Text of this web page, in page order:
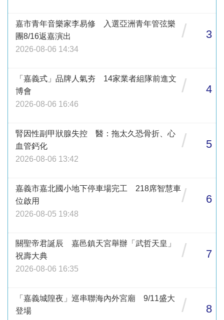
嘉市青年音樂家李易修 入選亞洲青年管弦樂
團8/16返嘉演出
2026-08-06 14:34
/ 3
「嘉義式」品牌人氣夯 14家業者組隊前進文
博會
2026-08-06 16:46
/ 4
腎因性副甲狀腺失控 醫：拖太久恐骨折、心
血管鈣化
2026-08-06 13:42
/ 5
嘉義市嘉北國小地下停車場完工 218席智慧車
位啟用
2026-08-05 19:48
/ 6
關聖帝君誕辰 嘉邑鎮天宮舉辦「武哲天皇」
祝壽大典
2026-08-06 16:35
/ 7
「嘉義城隍夜」巡串聯海內外宮廟 9/11盛大
登場
/ 8